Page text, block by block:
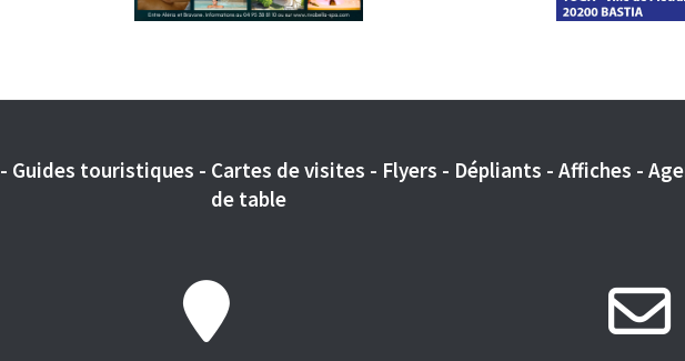
touristiques - Cartes de visites - Flyers - Dépliants - Affiches -
de table